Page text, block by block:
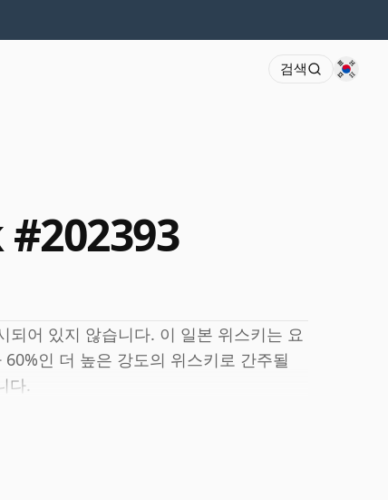
검색
어 있지 않습니다. 이 일본 위스키는 요
인 더 높은 강도의 위스키로 간주될
다.